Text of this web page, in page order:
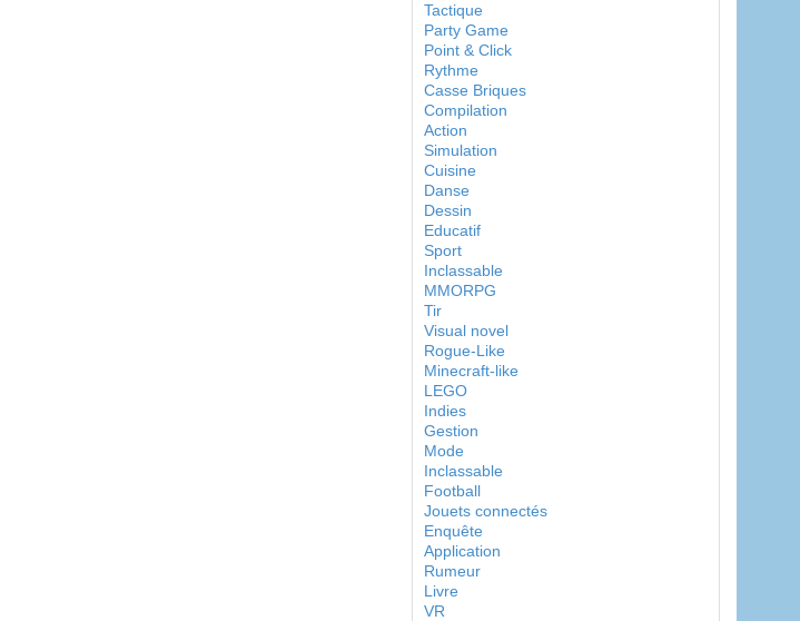
Tactique
Party Game
Point & Click
Rythme
Casse Briques
Compilation
Action
Simulation
Cuisine
Danse
Dessin
Educatif
Sport
Inclassable
MMORPG
Tir
Visual novel
Rogue-Like
Minecraft-like
LEGO
Indies
Gestion
Mode
Inclassable
Football
Jouets connectés
Enquête
Application
Rumeur
Livre
VR